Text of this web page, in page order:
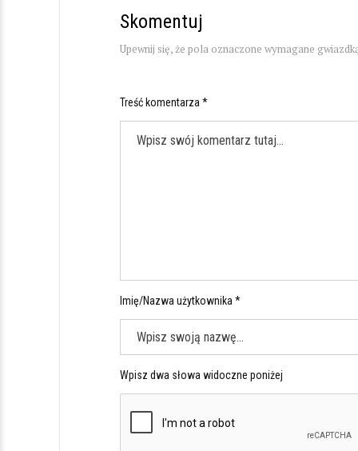
Skomentuj
Upewnij się, że pola oznaczone wymagane
Treść komentarza *
Imię/Nazwa użytkownika *
Wpisz dwa słowa widoczne poniżej